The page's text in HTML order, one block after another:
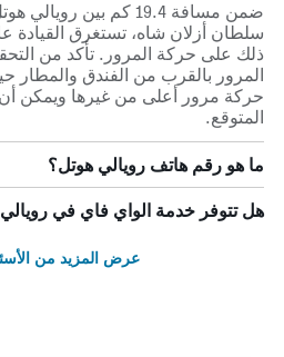
ضمن مسافة 19.4 كم بين
ذلك على حركة المرور. تأكد من
المرور بالقرب من الفندق
حركة مرور أعلى من غيرها ويمكن
المتوقع.
ما هو رقم هاتف رويالي هوتل؟
هل تتوفر خدمة الواي فاي في
عرض المزيد من